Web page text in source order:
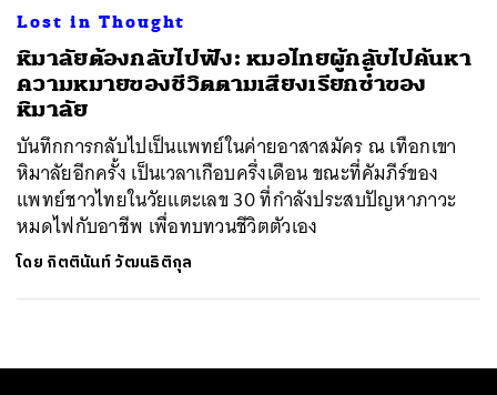
Lost in Thought
หิมาลัยต้องกลับไปฟัง: หมอไทยผู้กลับไปค้นหา
ความหมายของชีวิตตามเสียงเรียกซ้ำของ
หิมาลัย
บันทึกการกลับไปเป็นแพทย์ในค่ายอาสาสมัคร ณ เทือกเขา
หิมาลัยอีกครั้ง เป็นเวลาเกือบครึ่งเดือน ขณะที่คัมภีร์ของ
แพทย์ชาวไทยในวัยแตะเลข 30 ที่กำลังประสบปัญหาภาวะ
หมดไฟกับอาชีพ เพื่อทบทวนชีวิตตัวเอง
โดย กิตตินันท์ วัฒนธิติกุล